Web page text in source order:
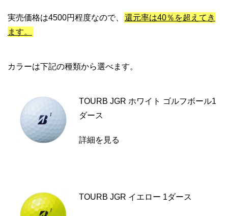
実売価格は4500円程度なので、
還元率は40％を超えてき
ます。
カラーは下記の種類から選べます。
TOURB JGR ホワイト ゴルフボール1
ダース
詳細を見る
TOURB JGR イエロー 1ダース